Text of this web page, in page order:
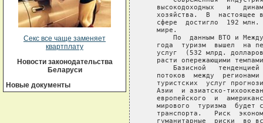
Секс все чаще заменяет
квартплату
Новости законодательства
Беларуси
Новые документы